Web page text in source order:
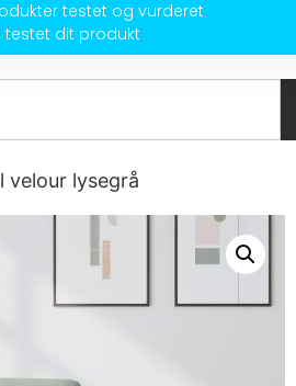
testet og vurderet
testet dit produkt
velour lysegrå